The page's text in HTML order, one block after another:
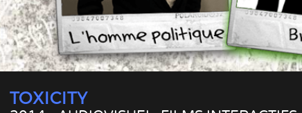
TOXICITY